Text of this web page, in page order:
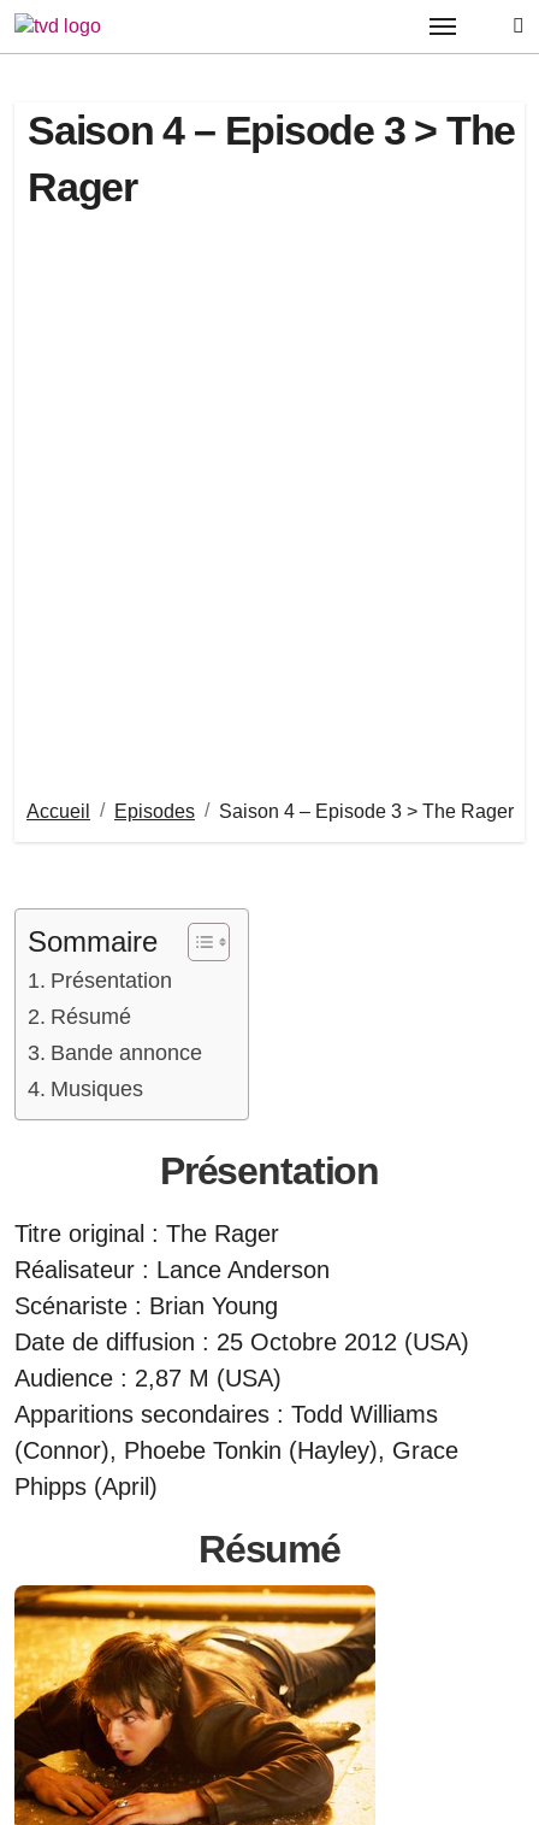
Passer
au
Saison 4 – Episode 3 > The
Rager
Accueil Episodes Saison 4 – Episode 3 > The Rager
Sommaire
Présentation
Résumé
Bande annonce
Musiques
Présentation
Titre original : The Rager
Réalisateur : Lance Anderson
Scénariste : Brian Young
Date de diffusion : 25 Octobre 2012 (USA)
Audience : 2,87 M (USA)
Apparitions secondaires : Todd Williams
(Connor), Phoebe Tonkin (Hayley), Grace
Phipps (April)
Résumé